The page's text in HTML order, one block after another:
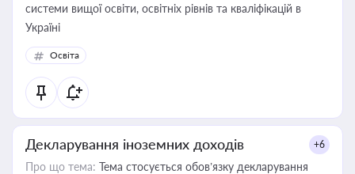
системи вищої освіти, освітніх рівнів та кваліфікацій в
Україні
Освіта
Декларування іноземних доходів +6
Про що тема: Тема стосується обов’язку декларування